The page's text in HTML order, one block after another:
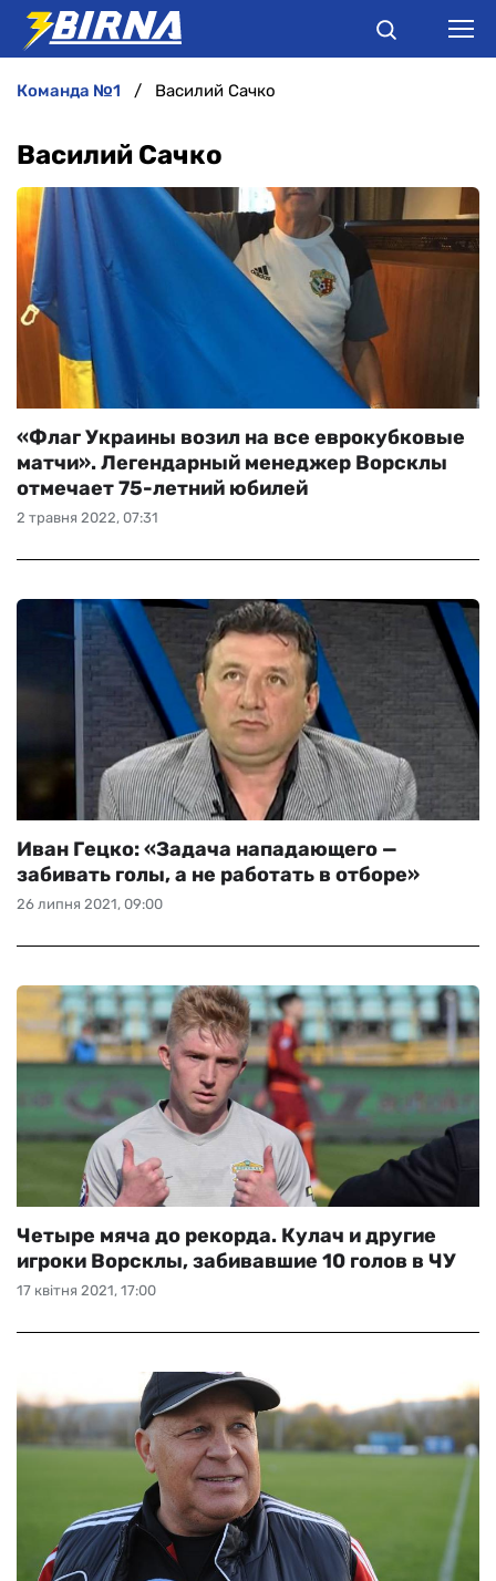
ІНТЕРВ'Ю
РІЗНЕ
БУКМЕКЕРИ
команда №1 Василий Сачко
Василий Сачко
2 травня 2022, 07:31
«Флаг Украины возил на все еврокубковые
матчи». Легендарный менеджер Ворсклы
отмечает 75-летний юбилей
26 липня 2021, 09:00
Иван Гецко: «Задача нападающего —
забивать голы, а не работать в отборе»
17 квітня 2021, 17:00
Четыре мяча до рекорда. Кулач и другие
игроки Ворсклы, забивавшие 10 голов в ЧУ